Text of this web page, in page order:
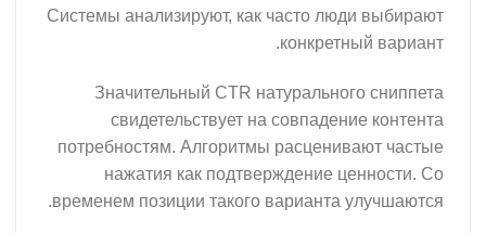
Системы анализируют, как часто люди выбирают
конкретный вариант.
Значительный CTR натурального сниппета
свидетельствует на совпадение контента
потребностям. Алгоритмы расценивают частые
нажатия как подтверждение ценности. Со
временем позиции такого варианта улучшаются.